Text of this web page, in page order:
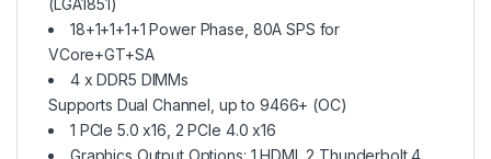
(LGA1851)
18+1+1+1+1 Power Phase, 80A SPS for
VCore+GT+SA
4 x DDR5 DIMMs
Supports Dual Channel, up to 9466+ (OC)
1 PCIe 5.0 x16, 2 PCIe 4.0 x16